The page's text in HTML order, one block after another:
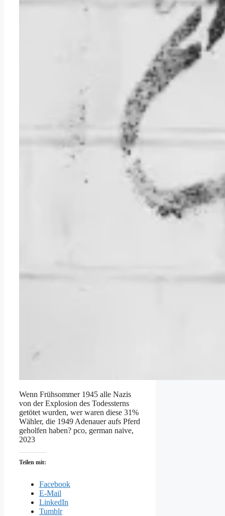
Wenn Frühsommer 1945 alle Nazis
von der Explosion des Todessterns
getötet wurden, wer waren diese 31%
Wähler, die 1949 Adenauer aufs Pferd
geholfen haben? pco, german naive,
2023
Teilen mit:
Facebook
E-Mail
LinkedIn
Tumblr